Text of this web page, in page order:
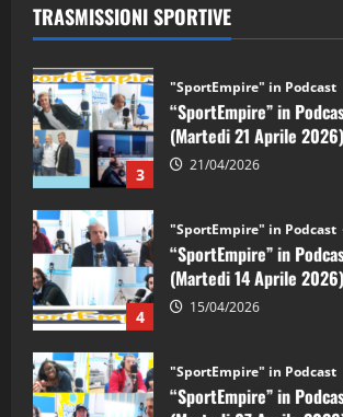
TRASMISSIONI SPORTIVE
2 28/04/2026
3
"SportEmpire" in Podcast
“SportEmpire” in
(Martedi 21 Aprile 2026)
21/04/2026
4
"SportEmpire" in Podcast
“SportEmpire” in
(Martedi 14 Aprile 2026)
15/04/2026
"SportEmpire" in Podcast
“SportEmpire” in